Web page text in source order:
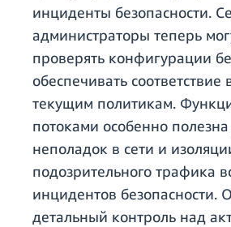
инциденты безопасности.
администраторы теперь
проверять конфигурации
обеспечивать соответствие
текущим политикам.
потоками особенно
неполадок в сети и
подозрительного трафика
инцидентов безопасности.
детальный контроль над